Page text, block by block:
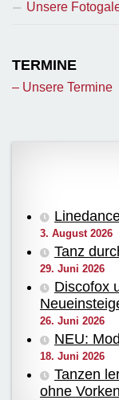
Unsere
TERMINE
– Unsere Termine
3. August 2026
Tanz
29. Juni 2026
Discofox
26. Juni 2026
NEU:
18. Juni 2026
Tanzen
ohne